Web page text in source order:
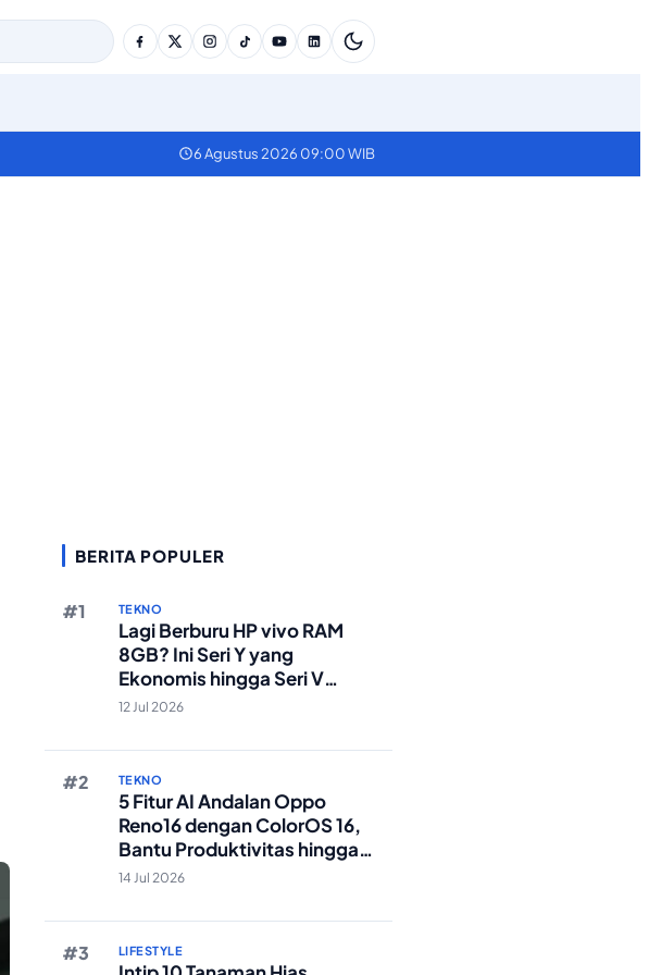
6 Agustus 2026 09:00 WIB
BERITA POPULER
TEKNO
Lagi Berburu HP vivo RAM
8GB? Ini Seri Y yang
Ekonomis hingga Seri V
Berstandar Militer!
12 Jul 2026
TEKNO
5 Fitur AI Andalan Oppo
Reno16 dengan ColorOS 16,
Bantu Produktivitas hingga
Edit Foto Lebih Praktis
14 Jul 2026
LIFESTYLE